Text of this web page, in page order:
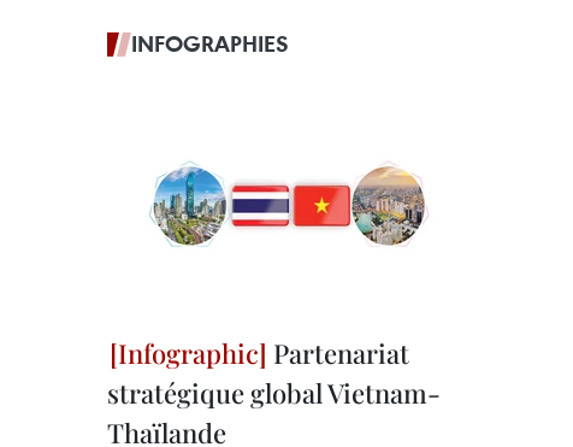
INFOGRAPHIES
Partenariat
stratégique global Vietnam-
Thaïlande